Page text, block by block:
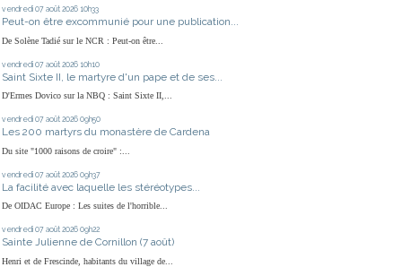
vendredi 07 août 2026 10h33
Peut-on être excommunié pour une publication...
De Solène Tadié sur le NCR : Peut-on être...
vendredi 07 août 2026 10h10
Saint Sixte II, le martyre d'un pape et de ses...
D'Ermes Dovico sur la NBQ : Saint Sixte II,...
vendredi 07 août 2026 09h50
Les 200 martyrs du monastère de Cardena
Du site "1000 raisons de croire" :...
vendredi 07 août 2026 09h37
La facilité avec laquelle les stéréotypes...
De OIDAC Europe : Les suites de l'horrible...
vendredi 07 août 2026 09h22
Sainte Julienne de Cornillon (7 août)
Henri et de Frescinde, habitants du village de...